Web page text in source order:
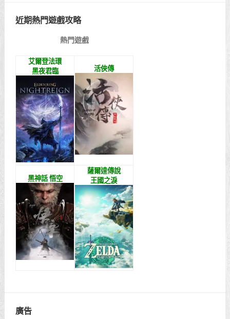
近期熱門遊戲攻略
熱門遊戲
艾爾登法環
黑夜君臨
活俠傳
黑神話 悟空
薩爾達傳說
王國之淚
廣告